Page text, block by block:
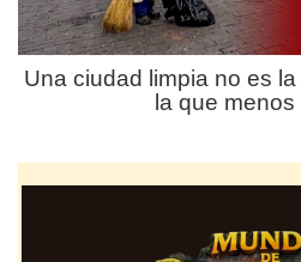
Una ciudad limpia no es
la que